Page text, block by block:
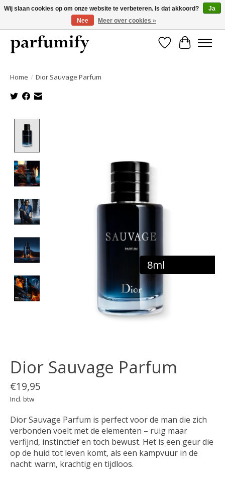
750+ Geuren | Gratis verzending | Maandelijks opzegbaar
Verlanglijst
Home / Dior Sauvage Parfum
8ml
Dior Sauvage Parfum
€19,95
Incl. btw
Dior Sauvage Parfum is perfect voor de man die zich
verbonden voelt met de elementen – ruig maar
verfijnd, instinctief en toch bewust. Het is een geur die
op de huid tot leven komt, als een kampvuur in de
nacht: warm, krachtig en tijdloos.
Wij slaan cookies op om onze website te verbeteren. Is dat akkoord?
Ja
Nee
Meer over cookies »